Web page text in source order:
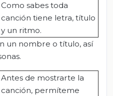
Como sabes toda
canción tiene letra, título
y un ritmo.
un nombre o título, así
Antes de mostrarte la
canción, permíteme